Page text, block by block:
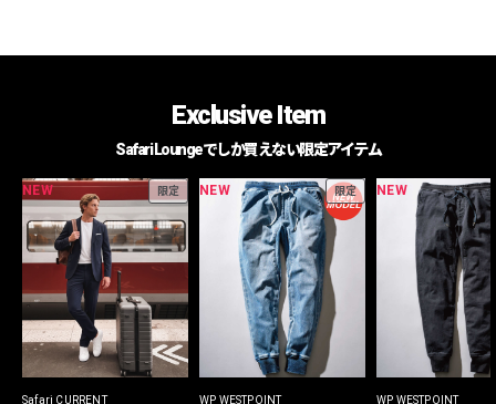
Exclusive Item
Safari Loungeでしか買えない限定アイテム
NEW 限定
Safari CURRENT
NEW 限定
WP WESTPOINT
NEW
WP WESTPOINT